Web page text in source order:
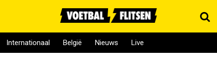
Internationaal België Nieuws Live